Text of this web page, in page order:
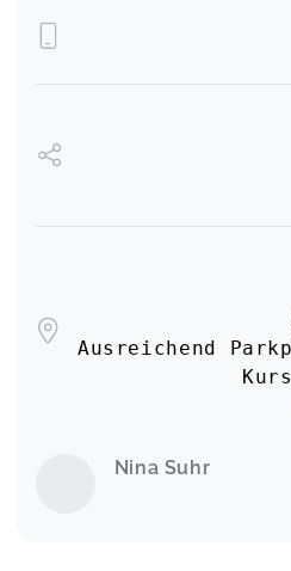
Ausreichend
Nina Suhr